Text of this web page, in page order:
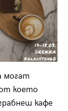
могат
което
кафе